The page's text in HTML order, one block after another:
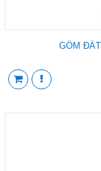
GỐM